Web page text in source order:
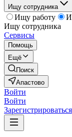
Ищу сотрудника
Ищу работу
Ищу сотрудника
Сервисы
Помощь
Ещё
Поиск
Апастово
Войти
Войти
Зарегистрироваться